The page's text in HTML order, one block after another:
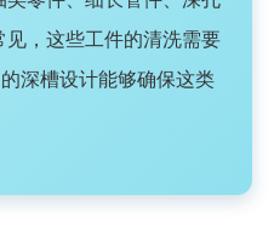
，这些工件的清洗需要
深槽设计能够确保这类